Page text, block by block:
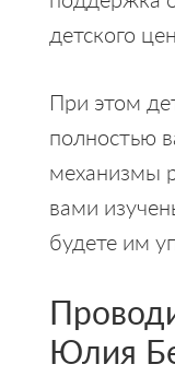
детского
При этом
полностью
механизмы
вами
будете им
Юлия